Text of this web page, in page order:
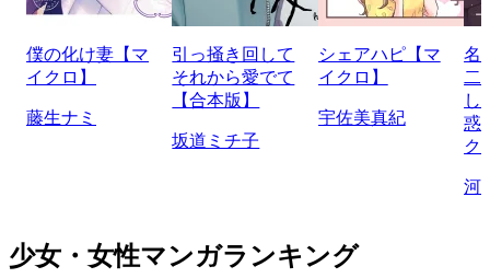
僕の化け妻【マ
イクロ】
藤生ナミ
引っ掻き回して
それから愛でて
【合本版】
坂道ミチ子
シェアハピ【マ
イクロ】
宇佐美真紀
名
二
し
惑
ク
河
少女・女性マンガランキング